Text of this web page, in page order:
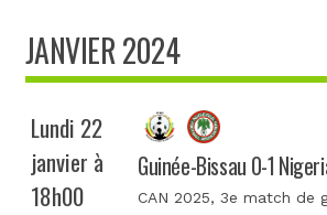
JANVIER 2024
Lundi 22
janvier à
18h00
Guinée-Bissau 0-1
CAN 2025, 3e match de